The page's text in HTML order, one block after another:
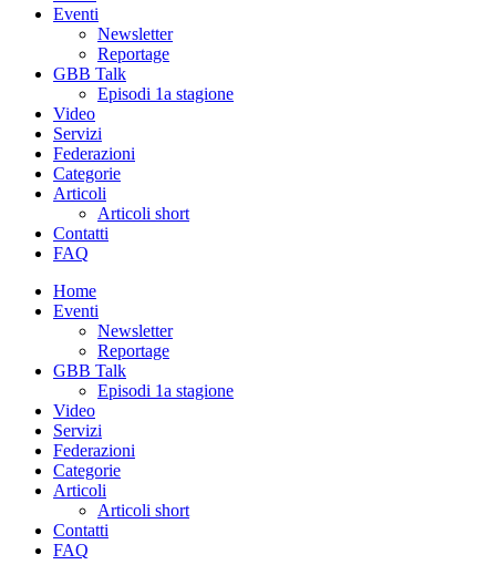
Eventi
Newsletter
Reportage
GBB Talk
Episodi 1a stagione
Video
Servizi
Federazioni
Categorie
Articoli
Articoli short
Contatti
FAQ
Home
Eventi
Newsletter
Reportage
GBB Talk
Episodi 1a stagione
Video
Servizi
Federazioni
Categorie
Articoli
Articoli short
Contatti
FAQ